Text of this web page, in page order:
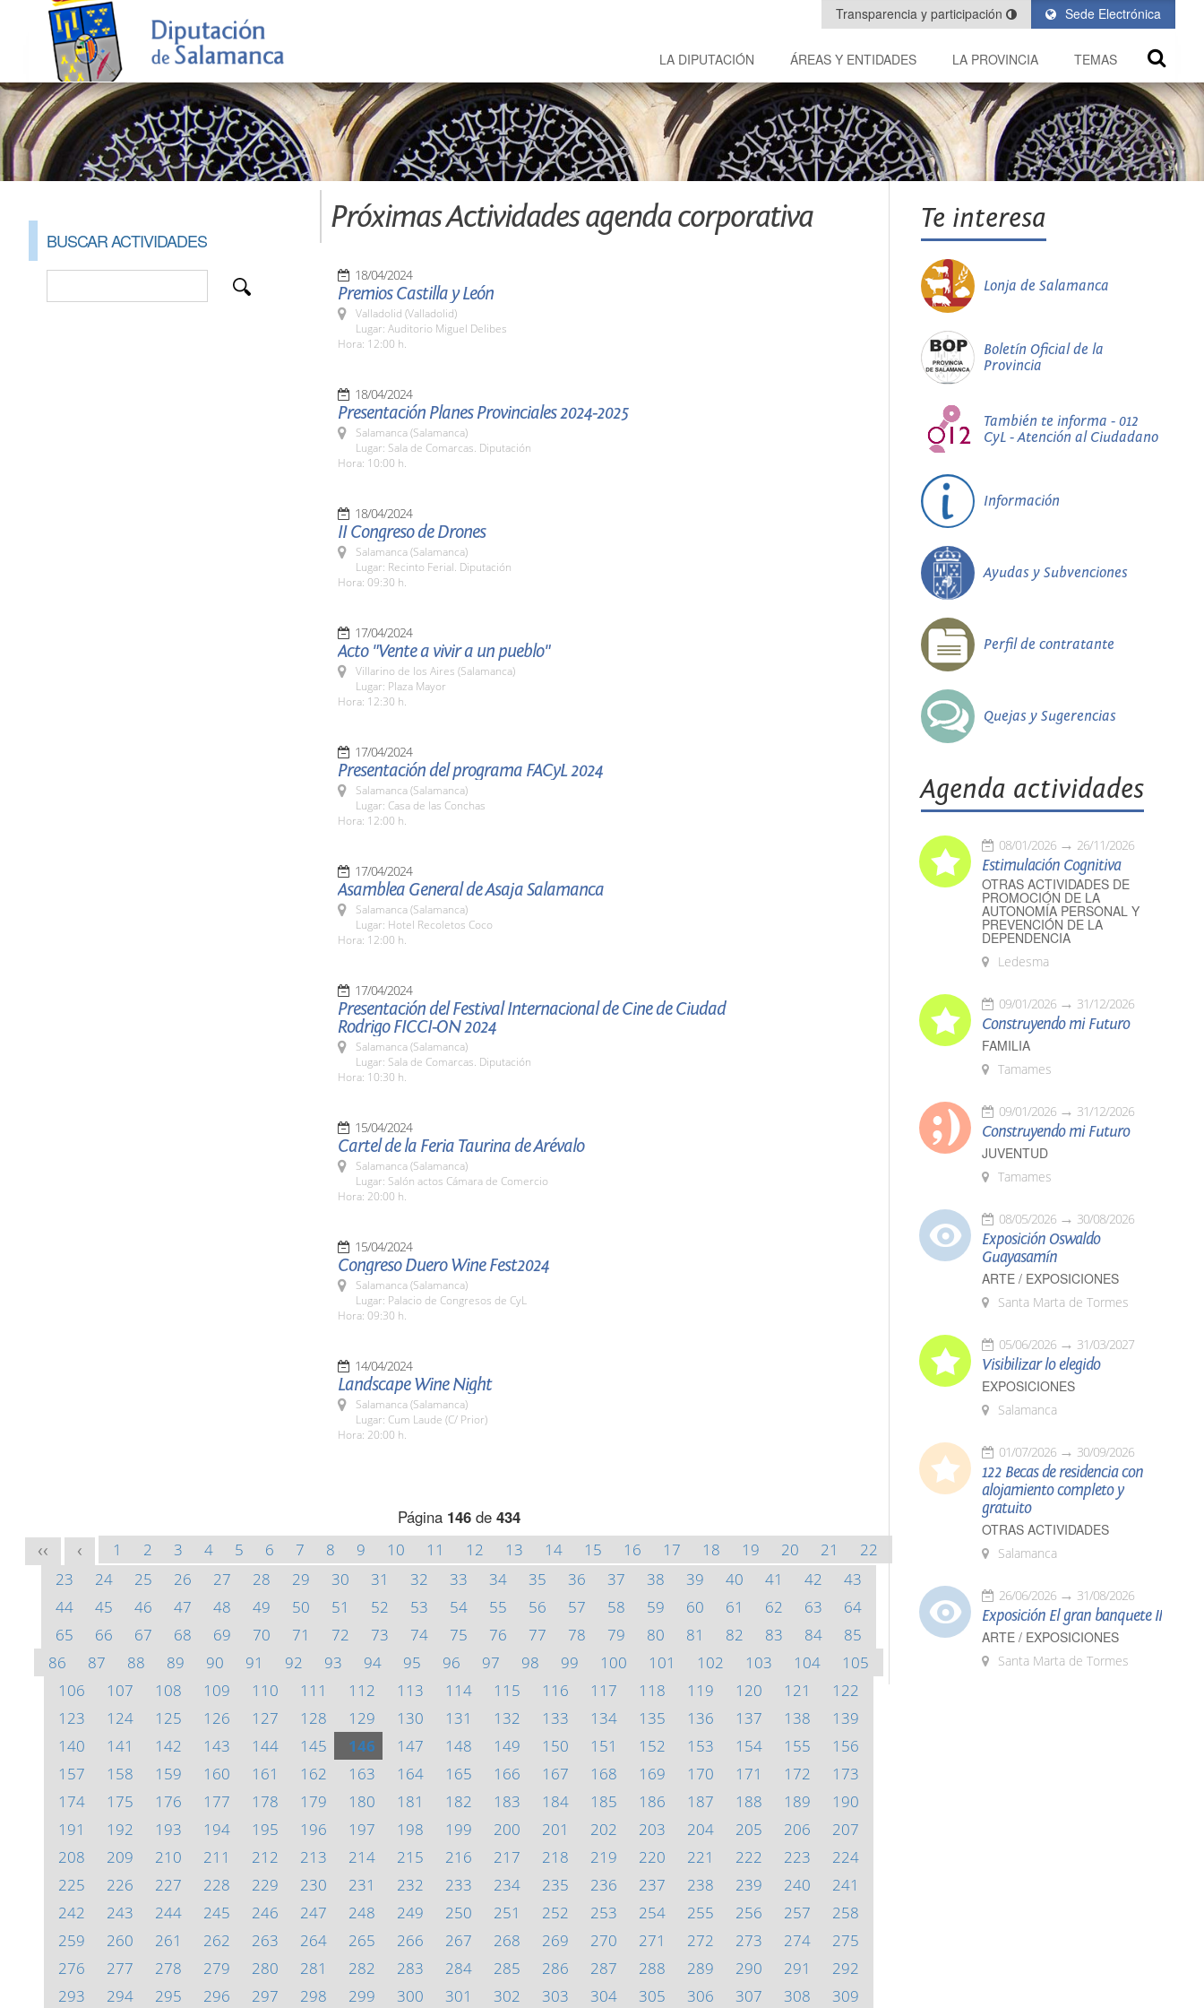
Sede Electrónica
Transparencia y participación
LA DIPUTACIÓN ÁREAS Y ENTIDADES LA PROVINCIA TEMAS
BUSCAR ACTIVIDADES
Próximas Actividades agenda corporativa
18/04/2024
Premios Castilla y León
Valladolid (Valladolid)
Lugar: Auditorio Miguel Delibes
Hora: 12:00 h.
18/04/2024
Presentación Planes Provinciales 2024-2025
Salamanca (Salamanca)
Lugar: Sala de Comarcas. Diputación
Hora: 10:00 h.
18/04/2024
II Congreso de Drones
Salamanca (Salamanca)
Lugar: Recinto Ferial. Diputación
Hora: 09:30 h.
17/04/2024
Acto "Vente a vivir a un pueblo"
Villarino de los Aires (Salamanca)
Lugar: Plaza Mayor
Hora: 12:30 h.
17/04/2024
Presentación del programa FACyL 2024
Salamanca (Salamanca)
Lugar: Casa de las Conchas
Hora: 12:00 h.
17/04/2024
Asamblea General de Asaja Salamanca
Salamanca (Salamanca)
Lugar: Hotel Recoletos Coco
Hora: 12:00 h.
17/04/2024
Presentación del Festival Internacional de Cine de Ciudad
Rodrigo FICCI-ON 2024
Salamanca (Salamanca)
Lugar: Sala de Comarcas. Diputación
Hora: 10:30 h.
15/04/2024
Cartel de la Feria Taurina de Arévalo
Salamanca (Salamanca)
Lugar: Salón actos Cámara de Comercio
Hora: 20:00 h.
15/04/2024
Congreso Duero Wine Fest2024
Salamanca (Salamanca)
Lugar: Palacio de Congresos de CyL
Hora: 09:30 h.
14/04/2024
Landscape Wine Night
Salamanca (Salamanca)
Lugar: Cum Laude (C/ Prior)
Hora: 20:00 h.
Página 146de 434
<< < 1 2 3 4 5 6 7 8 9 10 11 12 13 14 15 16 17 18 19 20 21
22
23
24 25 26 27 28 29 30 31 32 33 34 35 36 37 38 39 40 41 42
43
44
45 46 47 48 49 50 51 52 53 54 55 56 57 58 59 60 61 62 63
64
65
66 67 68 69 70 71 72 73 74 75 76 77 78 79 80 81 82 83 84
85
86
87 88 89 90 91 92 93 94 95 96 97 98 99 100 101 102 103 104
105
106
107 108 109 110 111 112 113 114 115 116 117 118 119 120 121
122
123
124 125 126 127 128 129 130 131 132 133 134 135 136 137 138
139
140
141 142 143 144 145 146 147 148 149 150 151 152 153 154 155
156
157
158 159 160 161 162 163 164 165 166 167 168 169 170 171 172
173
174
175 176 177 178 179 180 181 182 183 184 185 186 187 188 189
190
191
192 193 194 195 196 197 198 199 200 201 202 203 204 205 206
207
208
209 210 211 212 213 214 215 216 217 218 219 220 221 222 223
224
225
226 227 228 229 230 231 232 233 234 235 236 237 238 239 240
241
242
243 244 245 246 247 248 249 250 251 252 253 254 255 256 257
258
259
260 261 262 263 264 265 266 267 268 269 270 271 272 273 274
275
276
277 278 279 280 281 282 283 284 285 286 287 288 289 290 291
292
293
294 295 296 297 298 299 300 301 302 303 304 305 306 307 308 309
Te interesa
Lonja de Salamanca
Boletín Oficial de la
Provincia
También te informa - 012
CyL - Atención al Ciudadano
Información
Ayudas y Subvenciones
Perfil de contratante
Quejas y Sugerencias
Agenda actividades
08/01/2026 26/11/2026
Estimulación Cognitiva
OTRAS ACTIVIDADES DE
PROMOCIÓN DE LA
AUTONOMÍA PERSONAL Y
PREVENCIÓN DE LA
DEPENDENCIA
Ledesma
09/01/2026 31/12/2026
Construyendo mi Futuro
FAMILIA
Tamames
09/01/2026 31/12/2026
Construyendo mi Futuro
JUVENTUD
Tamames
08/05/2026 30/08/2026
Exposición Oswaldo
Guayasamín
ARTE / EXPOSICIONES
Santa Marta de Tormes
05/06/2026 31/03/2027
Visibilizar lo elegido
EXPOSICIONES
Salamanca
01/07/2026 30/09/2026
122 Becas de residencia con
alojamiento completo y
gratuito
OTRAS ACTIVIDADES
Salamanca
26/06/2026 31/08/2026
Exposición El gran banquete II
ARTE / EXPOSICIONES
Santa Marta de Tormes